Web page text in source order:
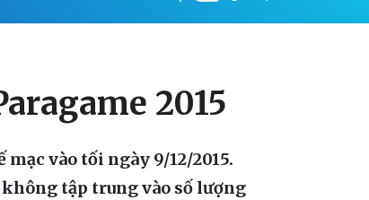
2015
vào tối ngày 9/12/2015.
tập trung vào số lượng